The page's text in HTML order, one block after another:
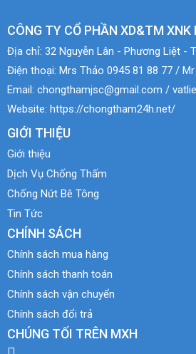
CÔNG TY CỔ PHẦN XD&TM XNK
Địa chỉ: 32 Nguyễn Lân - Phương Liệt -
Điện thoại: Mrs Thảo 0945 81 88 77 /
Email: chongthamjsc@gmail.com /
Website: https://chongtham24h.net/
GIỚI THIỆU
Giới thiệu
Dịch Vụ Chống Thấm
Chống Nứt Bê Tông
Tin Tức
CHÍNH SÁCH
Chính sách mua hàng
Chính sách thanh toán
Chính sách vận chuyển
Chính sách đổi trả
CHÚNG TỐI TRÊN MXH